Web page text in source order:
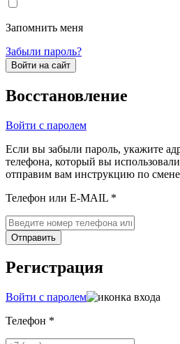
Запомнить меня
Забыли пароль?
Войти на сайт
Восстановление
Войти с паролем
Если вы забыли пароль, укажите
телефона, который вы
отправим вам инструкцию по
Телефон или E-MAIL *
Отправить
Регистрация
Войти с паролем
Телефон *